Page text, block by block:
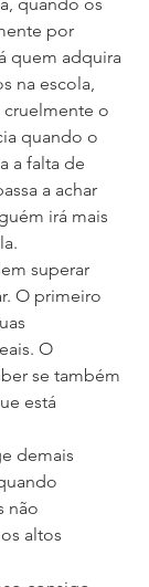
por
quem adquira
na escola,
cruelmente o
quando o
a falta de
a achar
irá mais
superar
O primeiro
O
se também
está
demais
não
altos